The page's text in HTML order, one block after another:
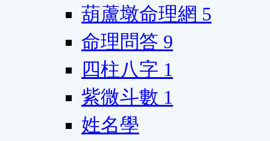
葫蘆墩命理網 5
命理問答 9
四柱八字 1
紫微斗數 1
姓名學